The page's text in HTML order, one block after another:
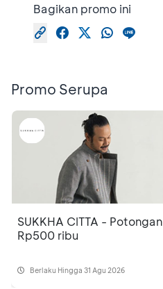
Bagikan promo ini
Promo Serupa
SUKKHA CITTA - Potongan
Rp500 ribu
Berlaku Hingga 31 Agu 2026